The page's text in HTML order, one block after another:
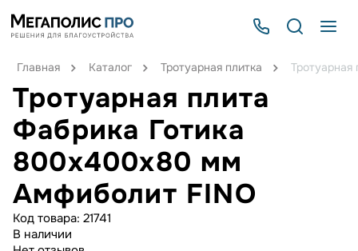
Главная Каталог Тротуарная плитка
Тротуарная плита
Фабрика Готика
800х400х80 мм
Амфиболит FINO
Код товара: 21741
В наличии